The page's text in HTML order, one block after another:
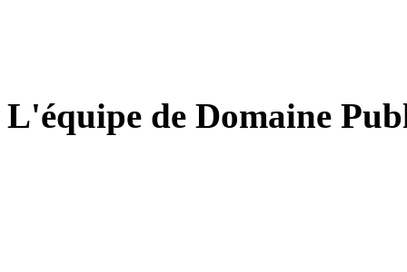
L'équipe de Domaine